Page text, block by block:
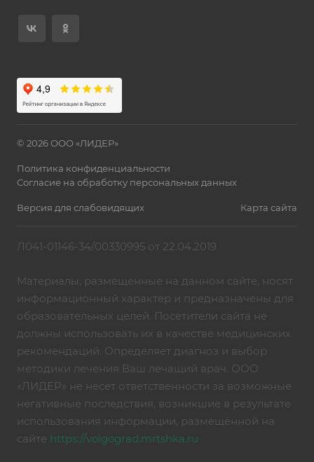
© 2026 ООО «ЛИДЕР»
Политика конфиденциальности
Согласие на обработку персональных данных
Версия для слабовидящих Карта сайта
Л041-01146-34/00330995 от 22.04.2019
Материалы, размещенные на данном сайте, носят
информационный характер и предназначены для
образовательных целей. Посетители сайта не
должны использовать их в качестве медицинских
рекомендаций. Определяет диагноз и выбор
методики лечения Ваш лечащий врач. ООО
«ЛИДЕР» не несет ответственности за возможные
негативные последствия, возникшие в результате
использования информации, размещённой на
сайте https://volgograd.mrtshka.ru